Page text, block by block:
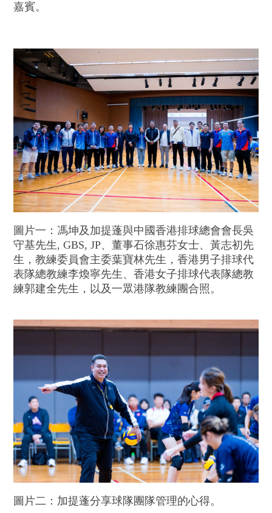
嘉賓。
圖片一：馮坤及加提蓬與中國香港排球總會會長吳
守基先生, GBS, JP、董事石徐惠芬女士、黃志初先
生，教練委員會主委葉寶林先生，香港男子排球代
表隊總教練李煥寧先生、香港女子排球代表隊總教
練郭建全先生，以及一眾港隊教練團合照。
圖片二：加提蓬分享球隊團隊管理的心得。